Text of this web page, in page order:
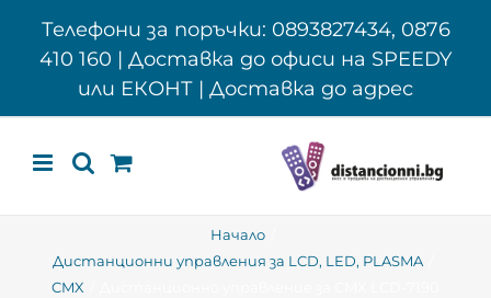
Телефони за поръчки: 0893827434, 0876
410 160 | Доставка до офиси на SPEEDY
или ЕКОНТ | Доставка до адрес
Начало
Дистанционни управления за LCD, LED, PLASMA
CMX